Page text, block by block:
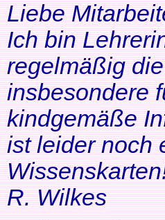
Liebe
Ich bin
regelmäßig
insbesondere
kindgemäße
ist leider noch
R. Wilkes